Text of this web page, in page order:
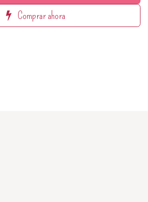
Comprar ahora